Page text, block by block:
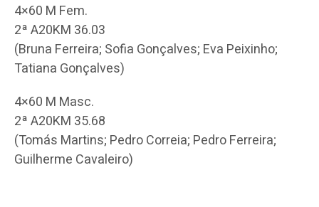
4×60 M Fem.
2ª A20KM 36.03
(Bruna Ferreira; Sofia Gonçalves; Eva Peixinho;
Tatiana Gonçalves)
4×60 M Masc.
2ª A20KM 35.68
(Tomás Martins; Pedro Correia; Pedro Ferreira;
Guilherme Cavaleiro)